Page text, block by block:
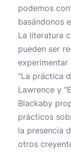
podemos
basándonos
La literatura
pueden ser
experimentar
"La práctica
Lawrence y
Blackaby
prácticos
la presencia
otros